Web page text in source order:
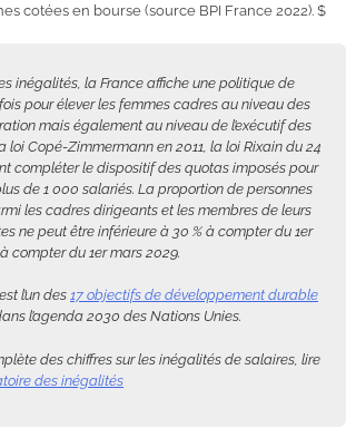
cotées en bourse (source BPI France 2022). $
inégalités, la France affiche une politique de
pour élever les femmes cadres au niveau des
mais également au niveau de l’exécutif des
loi Copé-Zimmermann en 2011, la loi Rixain du 24
compléter le dispositif des quotas imposés pour
de 1 000 salariés. La proportion de personnes
les cadres dirigeants et les membres de leurs
ne peut être inférieure à 30 % à compter du 1er
compter du 1er mars 2029.
est l’un des 17 objectifs de développement durable
l’agenda 2030 des Nations Unies.
des chiffres sur les inégalités de salaires, lire
des inégalités